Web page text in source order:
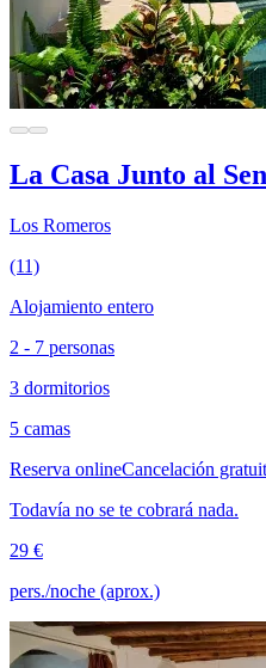
La Casa Junto al
Los Romeros
(11)
Alojamiento entero
2 - 7 personas
3 dormitorios
5 camas
Reserva onlineCancelación
Todavía no se te cobrará nada.
29 €
pers./noche (aprox.)